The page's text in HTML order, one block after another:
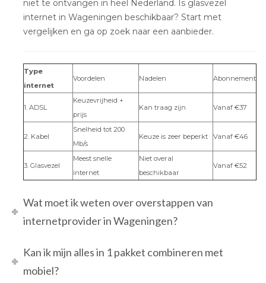
niet te ontvangen in heel Nederland. Is glasvezel
internet in Wageningen beschikbaar? Start met
vergelijken en ga op zoek naar een aanbieder.
Type
internet
Voordelen Nadelen Abonnement
1. ADSL
Keuzevrijheid +
prijs
Kan traag zijn Vanaf €37
2. Kabel
Snelheid tot 200
Mb/s
Keuze is zeer beperkt Vanaf €46
3. Glasvezel
Meest snelle
internet
Niet overal
beschikbaar
Vanaf €52
Wat moet ik weten over overstappen van
internetprovider in Wageningen?
Kan ik mijn alles in 1 pakket combineren met
mobiel?